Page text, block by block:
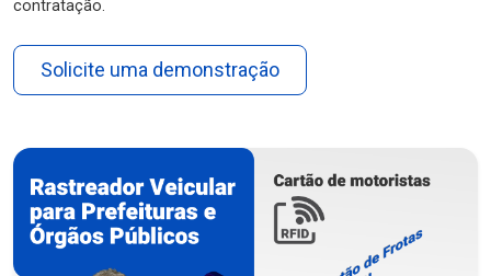
contratação.
Solicite uma demonstração